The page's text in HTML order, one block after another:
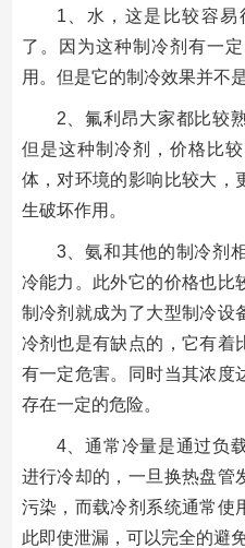
1、水，这是比较容易
了。因为这种制冷剂有一
用。但是它的制冷效果并不
2、氟利昂大家都比较
但是这种制冷剂，价格比
体，对环境的影响比较大，
生破坏作用。
3、氨和其他的制冷剂
冷能力。此外它的价格也比
制冷剂就成为了大型制冷设
冷剂也是有缺点的，它有着
有一定危害。同时当其浓度
存在一定的危险。
4、通常冷量是通过负
进行冷却的，一旦换热盘管
污染，而载冷剂系统通常使
此即使泄漏，可以完全的避